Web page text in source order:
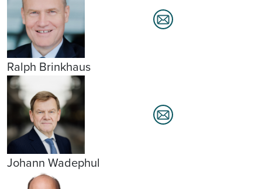
Ralph Brinkhaus
Johann Wadephul